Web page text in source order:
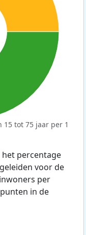
tot 75 jaar per 1
percentage
voor de
per
in de